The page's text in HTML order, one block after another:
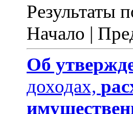
Результаты
Начало |
Об
доходах,